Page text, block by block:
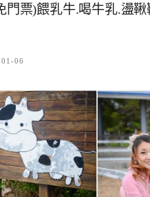
門票)餵乳牛.喝牛乳.盪
06